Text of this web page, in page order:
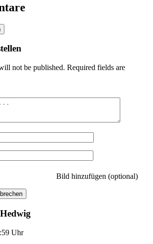
not be published. Required fields are
Bild hinzufügen (optional)
Uhr